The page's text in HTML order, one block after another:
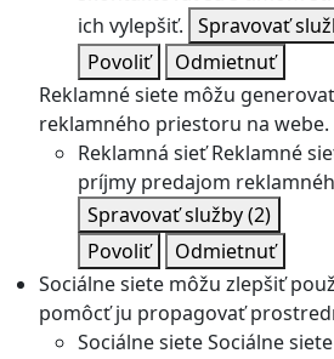
ich vylepšiť. Spravovať
Povoliť
Odmietnuť
Reklamné siete môžu
reklamného priestoru na webe.
Reklamná sieť Reklamné
príjmy predajom
Spravovať služby(2)
Povoliť
Odmietnuť
Sociálne siete môžu zlepšiť
pomôcť ju propagovať
Sociálne sieteSociálne